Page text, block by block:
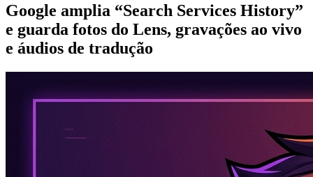
Google amplia “Search Services History”
e guarda fotos do Lens, gravações ao vivo
e áudios de tradução